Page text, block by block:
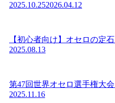
2025.10.252026.04.12
【初心者向け】オセロの定
2025.08.13
第47回世界オセロ選手権大
2025.11.16